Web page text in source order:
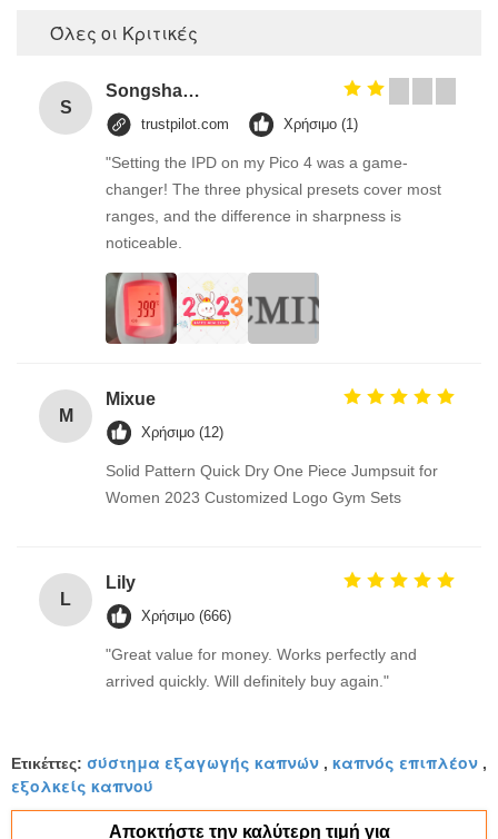
Όλες οι Κριτικές
S
Songshang
trustpilot.com Χρήσιμο (1)
"Setting the IPD on my Pico 4 was a game-
changer! The three physical presets cover most
ranges, and the difference in sharpness is
noticeable.
M
Mixue
Χρήσιμο (12)
Solid Pattern Quick Dry One Piece Jumpsuit for
Women 2023 Customized Logo Gym Sets
L
Lily
Χρήσιμο (666)
"Great value for money. Works perfectly and
arrived quickly. Will definitely buy again."
Ετικέττες: σύστημα εξαγωγής καπνών , καπνός επιπλέον ,
εξολκείς καπνού
Αποκτήστε την καλύτερη τιμή για